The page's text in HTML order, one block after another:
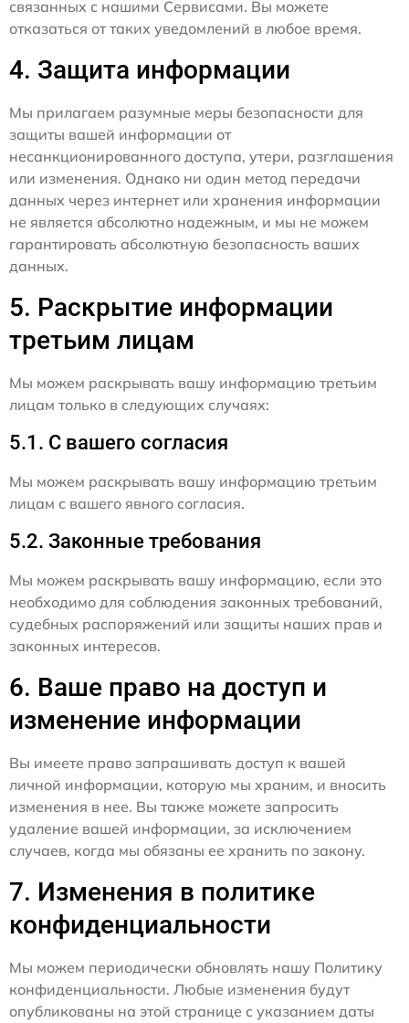
связанных с нашими Сервисами. Вы можете
отказаться от таких уведомлений в любое время.
4. Защита информации
Мы прилагаем разумные меры безопасности для
защиты вашей информации от
несанкционированного доступа, утери, разглашения
или изменения. Однако ни один метод передачи
данных через интернет или хранения информации
не является абсолютно надежным, и мы не можем
гарантировать абсолютную безопасность ваших
данных.
5. Раскрытие информации
третьим лицам
Мы можем раскрывать вашу информацию третьим
лицам только в следующих случаях:
5.1. С вашего согласия
Мы можем раскрывать вашу информацию третьим
лицам с вашего явного согласия.
5.2. Законные требования
Мы можем раскрывать вашу информацию, если это
необходимо для соблюдения законных требований,
судебных распоряжений или защиты наших прав и
законных интересов.
6. Ваше право на доступ и
изменение информации
Вы имеете право запрашивать доступ к вашей
личной информации, которую мы храним, и вносить
изменения в нее. Вы также можете запросить
удаление вашей информации, за исключением
случаев, когда мы обязаны ее хранить по закону.
7. Изменения в политике
конфиденциальности
Мы можем периодически обновлять нашу Политику
конфиденциальности. Любые изменения будут
опубликованы на этой странице с указанием даты